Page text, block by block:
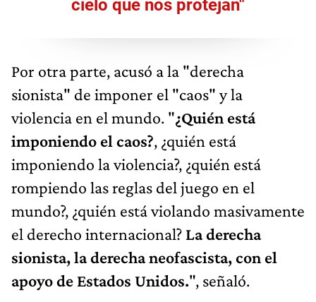
cielo que nos protejan"
Por otra parte, acusó a la "derecha
sionista" de imponer el "caos" y la
violencia en el mundo. "¿Quién está
imponiendo el caos?, ¿quién está
imponiendo la violencia?, ¿quién está
rompiendo las reglas del juego en el
mundo?, ¿quién está violando masivamente
el derecho internacional? La derecha
sionista, la derecha neofascista, con el
apoyo de Estados Unidos.", señaló.